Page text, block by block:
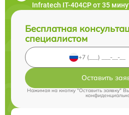
Infratech IT-404CP от 35
Бесплатная
специалистом
Оставить
Нажимая на кнопку "Оставить заявку"